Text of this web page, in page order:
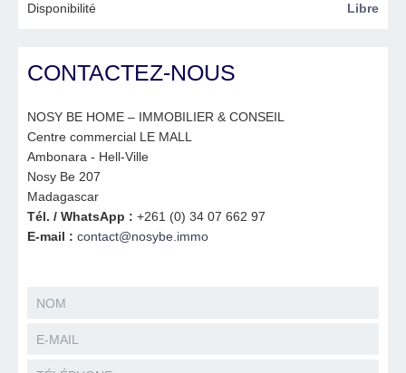
Disponibilité
Libre
CONTACTEZ-NOUS
NOSY BE HOME – IMMOBILIER & CONSEIL
Centre commercial LE MALL
Ambonara - Hell-Ville
Nosy Be 207
Madagascar
Tél. / WhatsApp : +261 (0) 34 07 662 97
E-mail : contact@nosybe.immo